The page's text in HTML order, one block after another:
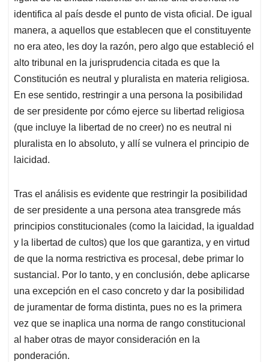
identifica al país desde el punto de vista oficial. De igual
manera, a aquellos que establecen que el constituyente
no era ateo, les doy la razón, pero algo que estableció el
alto tribunal en la jurisprudencia citada es que la
Constitución es neutral y pluralista en materia religiosa.
En ese sentido, restringir a una persona la posibilidad
de ser presidente por cómo ejerce su libertad religiosa
(que incluye la libertad de no creer) no es neutral ni
pluralista en lo absoluto, y allí se vulnera el principio de
laicidad.
Tras el análisis es evidente que restringir la posibilidad
de ser presidente a una persona atea transgrede más
principios constitucionales (como la laicidad, la igualdad
y la libertad de cultos) que los que garantiza, y en virtud
de que la norma restrictiva es procesal, debe primar lo
sustancial. Por lo tanto, y en conclusión, debe aplicarse
una excepción en el caso concreto y dar la posibilidad
de juramentar de forma distinta, pues no es la primera
vez que se inaplica una norma de rango constitucional
al haber otras de mayor consideración en la
ponderación.